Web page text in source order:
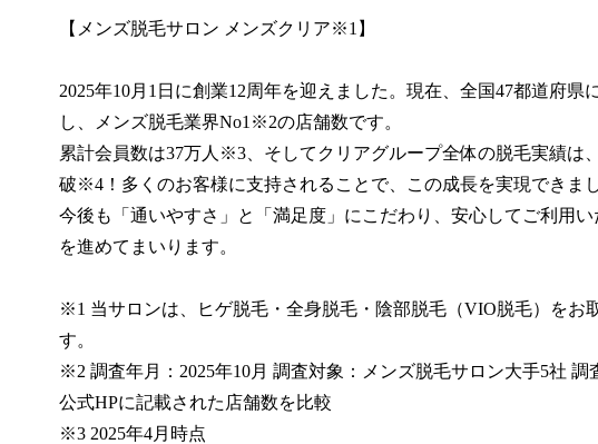
【メンズ脱毛サロン メンズクリア※1】
2025年10月1日に創業12周年を迎えました。現在、全国47都道府県
し、メンズ脱毛業界No1※2の店舗数です。
累計会員数は37万人※3、そしてクリアグループ全体の脱毛実績は
破※4！多くのお客様に支持されることで、この成長を実現できまし
今後も「通いやすさ」と「満足度」にこだわり、安心してご利用い
を進めてまいります。
※1 当サロンは、ヒゲ脱毛・全身脱毛・陰部脱毛（VIO脱毛）をお
す。
※2 調査年月：2025年10月 調査対象：メンズ脱毛サロン大手5社 調
公式HPに記載された店舗数を比較
※3 2025年4月時点